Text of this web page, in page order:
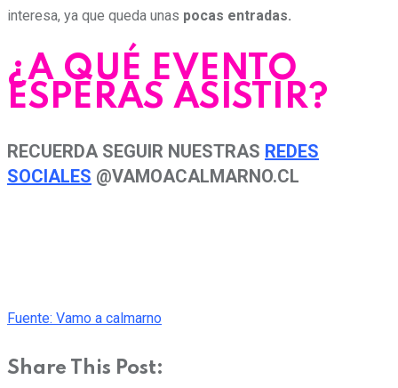
interesa, ya que queda unas pocas entradas.
¿A QUÉ EVENTO
ESPERAS ASISTIR?
RECUERDA SEGUIR NUESTRAS REDES
SOCIALES @VAMOACALMARNO.CL
Fuente: Vamo a calmarno
Share This Post: